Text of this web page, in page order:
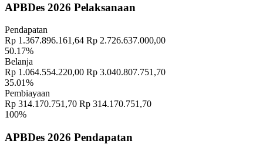
APBDes 2026 Pelaksanaan
Pendapatan
Rp 1.367.896.161,64 Rp 2.726.637.000,00
50.17%
Belanja
Rp 1.064.554.220,00 Rp 3.040.807.751,70
35.01%
Pembiayaan
Rp 314.170.751,70 Rp 314.170.751,70
100%
APBDes 2026 Pendapatan